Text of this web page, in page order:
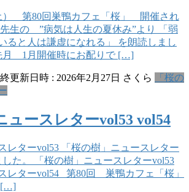
） 第80回巣鴨カフェ「桜」 開催され
生の ”病気は人生の夏休み”より 「弱
ると人は謙虚になれる」 を朗読しまし
月 1月開催時にお配りで […]
更新日時 : 2026年2月27日 さくら
「桜の
ュースレターvol53 vol54
レターvol53 「桜の樹」ニュースレター
た。 「桜の樹」ニュースレターvol53
レターvol54 第80回 巣鴨カフェ「桜」
[…]